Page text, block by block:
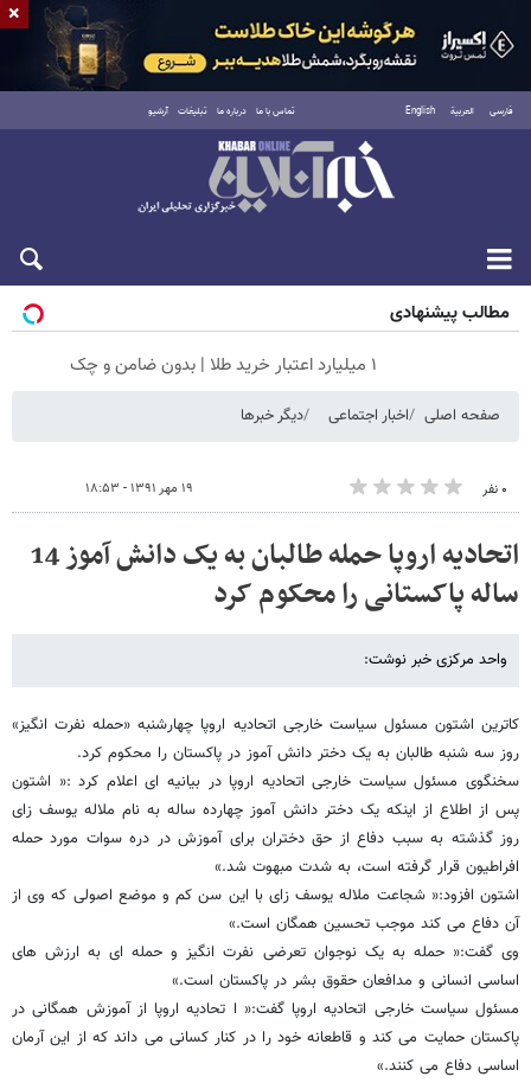
فارسی العربية English تماس با ما درباره ما تبلیغات آرشیو
جمعه ۱۶ مرداد ۱۴۰۵
مطالب پیشنهادی
۱ میلیارد اعتبار خرید طلا | بدون ضامن و چک
صفحه اصلی اخبار اجتماعی دیگر خبرها
۰ نفر ۱۹ مهر ۱۳۹۱ - ۱۸:۵۳
اتحادیه اروپا حمله طالبان به یک دانش آموز 14
ساله پاکستانی را محکوم کرد
واحد مرکزی خبر نوشت:
کاترین اشتون مسئول سیاست خارجی اتحادیه اروپا چهارشنبه «حمله نفرت انگیز»
روز سه شنبه طالبان به یک دختر دانش‌ آموز در پاکستان را محکوم کرد.
سخنگوی مسئول سیاست خارجی اتحادیه اروپا در بیانیه ای اعلام کرد :« اشتون
پس از اطلاع از اینکه یک دختر دانش آموز چهارده ساله به نام ملاله یوسف زای
روز گذشته به سبب دفاع از حق دختران برای آموزش در دره سوات مورد حمله
افراطیون قرار گرفته است، به شدت مبهوت شد.»
اشتون افزود:« شجاعت ملاله یوسف زای با این سن کم و موضع اصولی که وی از
آن دفاع می کند موجب تحسین همگان است.»
وی گفت:« حمله به یک نوجوان تعرضی نفرت انگیز و حمله ای به ارزش های
اساسی انسانی و مدافعان حقوق بشر در پاکستان است.»
مسئول سیاست خارجی اتحادیه اروپا گفت:« ا تحادیه اروپا از آموزش همگانی در
پاکستان حمایت می کند و قاطعانه خود را در کنار کسانی می داند که از این آرمان
اساسی دفاع می کنند.»
×